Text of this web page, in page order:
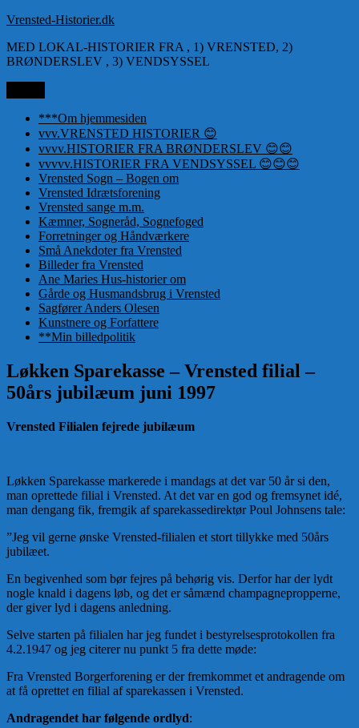
Videre
indhold
Vrensted-Historier.dk
MED LOKAL-HISTORIER FRA , 1) VRENSTED, 2)
BRØNDERSLEV , 3) VENDSYSSEL
***Om hjemmesiden
vvv.VRENSTED HISTORIER 😊
vvvv.HISTORIER FRA BRØNDERSLEV 😊😊
vvvvv.HISTORIER FRA VENDSYSSEL 😊😊😊
Vrensted Sogn – Bogen om
Vrensted Idrætsforening
Vrensted sange m.m.
Kæmner, Sogneråd, Sognefoged
Forretninger og Håndværkere
Små Anekdoter fra Vrensted
Billeder fra Vrensted
Ane Maries Hus-historier om
Gårde og Husmandsbrug i Vrensted
Sagfører Anders Olesen
Kunstnere og Forfattere
**Min billedpolitik
Løkken Sparekasse – Vrensted filial –
50års jubilæum juni 1997
Vrensted Filialen fejrede jubilæum
Løkken Sparekasse markerede i mandags at det var 50 år si den,
man oprettede filial i Vrensted. At det var en god og fremsynet idé,
man dengang fik, fremgik af sparekassedirektør Poul Johnsens tale:
”Jeg vil gerne ønske Vrensted-filialen et stort tillykke med 50års
jubilæet.
En begivenhed som bør fejres på behørig vis. Derfor har der lydt
nogle knald i dagens løb, og det er såmænd champagnepropperne,
der giver lyd i dagens anledning.
Selve starten på filialen har jeg fundet i bestyrelsesprotokollen fra
4.2.1947 og jeg citerer nu punkt 5 fra dette møde:
Fra Vrensted Borgerforening er der fremkommet et andragende om
at få oprettet en filial af sparekassen i Vrensted.
Andragendet har følgende ordlyd: